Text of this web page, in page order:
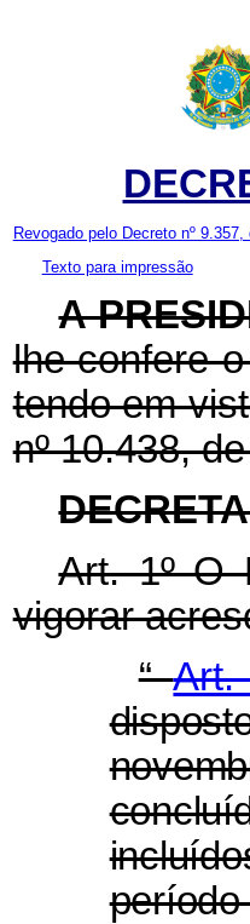
Revogado pelo Decreto nº 9.357,
Texto para impressão
A
lhe confere
tendo em
nº 10.438,
Art. 1º O
vigorar
“
período